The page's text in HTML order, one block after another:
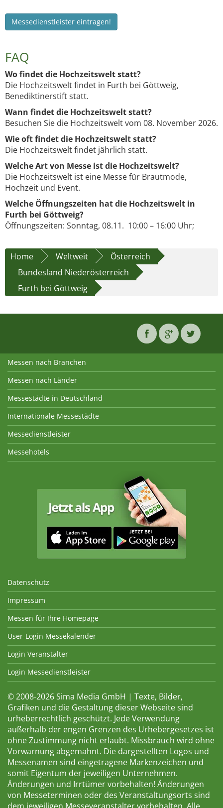
Messedienstleister eintragen!
FAQ
Wo findet die Hochzeitswelt statt?
Die Hochzeitswelt findet in Furth bei Göttweig,
Benediktinerstift statt.
Wann findet die Hochzeitswelt statt?
Besuchen Sie die Hochzeitswelt vom 08. November 2026.
Wie oft findet die Hochzeitswelt statt?
Die Hochzeitswelt findet jährlich statt.
Welche Art von Messe ist die Hochzeitswelt?
Die Hochzeitswelt ist eine Messe für Brautmode,
Hochzeit und Event.
Welche Öffnungszeiten hat die Hochzeitswelt in
Furth bei Göttweig?
Öffnungszeiten: Sonntag, 08.11. 10:00 – 16:00 Uhr;
Home Weltweit
Österreich
Bundesland Niederösterreich
Furth bei Göttweig
Messen nach Branchen
Messen nach Länder
Messestädte in Deutschland
Internationale Messestädte
Messedienstleister
Messehotels
Datenschutz
Impressum
Messen für Ihre Homepage
User-Login Messekalender
Login Veranstalter
Login Messedienstleister
© 2008-2026 Sima Media GmbH | Texte, Bilder,
Grafiken und die Gestaltung dieser Webseite sind
urheberrechtlich geschützt. Jede Verwendung
außerhalb der engen Grenzen des Urhebergesetzes ist
ohne Zustimmung nicht erlaubt. Missbrauch wird ohne
Vorwarnung abgemahnt. Die dargestellten Logos und
Messenamen sind eingetragene Markenzeichen und
somit Eigentum der jeweiligen Unternehmen.
Änderungen und Irrtümer vorbehalten! Änderungen
von Messeterminen oder des Veranstaltungsorts sind